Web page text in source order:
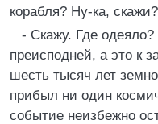
корабля? Ну-ка, скажи?
- Скажу. Где одеяло?
преисподней, а это к
шесть тысяч лет
прибыл ни один
событие неизбежно